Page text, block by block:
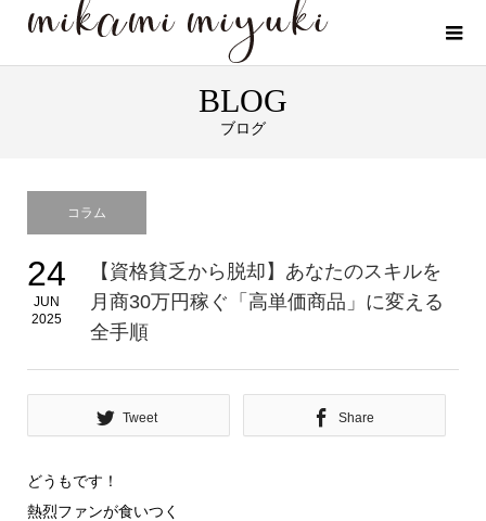
BLOG
ブログ
コラム
24
JUN
2025
【資格貧乏から脱却】あなたのスキルを
月商30万円稼ぐ「高単価商品」に変える
全手順
Tweet Share
どうもです！
熱烈ファンが食いつく